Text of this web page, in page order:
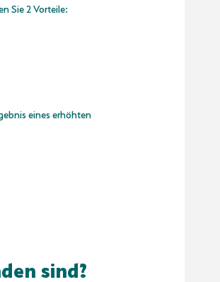
Sie 2 Vorteile:
eines erhöhten
sind?